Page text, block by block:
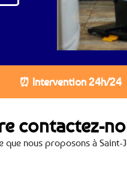
⏰ Intervention 24h/24
contactez-
nous proposons à Saint-